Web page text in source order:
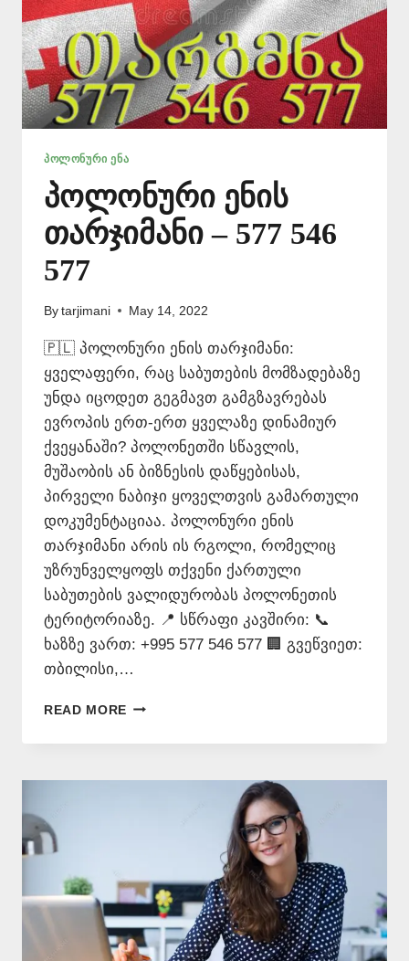
ᲞᲝᲚᲝᲜᲣᲠᲘ ᲔᲜᲐ
პოლონური ენის
თარჯიმანი – 577 546
577
By tarjimani May 14, 2022
🇵🇱 პოლონური ენის თარჯიმანი:
ყველაფერი, რაც საბუთების მომზადებაზე
უნდა იცოდეთ გეგმავთ გამგზავრებას
ევროპის ერთ-ერთ ყველაზე დინამიურ
ქვეყანაში? პოლონეთში სწავლის,
მუშაობის ან ბიზნესის დაწყებისას,
პირველი ნაბიჯი ყოველთვის გამართული
დოკუმენტაციაა. პოლონური ენის
თარჯიმანი არის ის რგოლი, რომელიც
უზრუნველყოფს თქვენი ქართული
საბუთების ვალიდურობას პოლონეთის
ტერიტორიაზე. 📍 სწრაფი კავშირი: 📞
ხაზზე ვართ: +995 577 546 577 🏢 გვეწვიეთ:
თბილისი,…
READ MORE ᲞᲝᲚᲝᲜᲣᲠᲘ
ᲗᲐᲠᲯᲘᲛᲐᲜᲘ
577